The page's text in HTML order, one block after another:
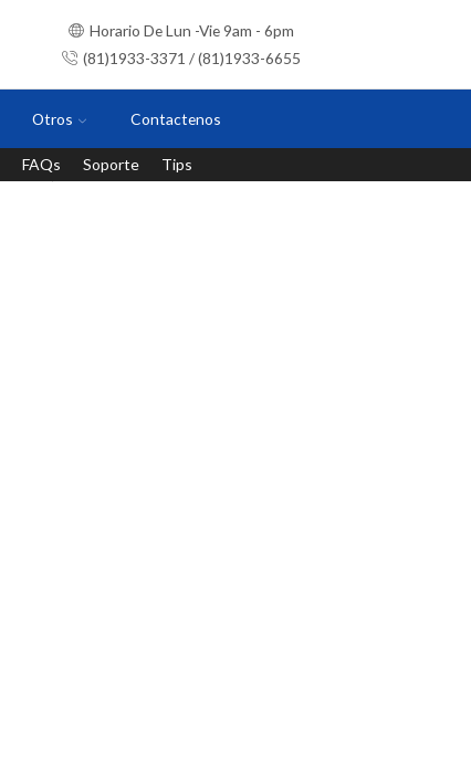
Horario De Lun -Vie 9am - 6pm
(81)1933-3371 / (81)1933-6655
Otros Contactenos
FAQs Soporte Tips